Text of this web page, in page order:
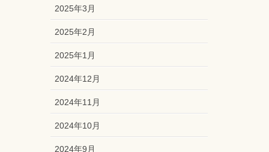
2025年3月
2025年2月
2025年1月
2024年12月
2024年11月
2024年10月
2024年9月